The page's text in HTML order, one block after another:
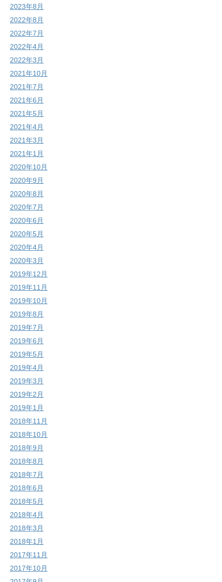
2023年8月
2022年8月
2022年7月
2022年4月
2022年3月
2021年10月
2021年7月
2021年6月
2021年5月
2021年4月
2021年3月
2021年1月
2020年10月
2020年9月
2020年8月
2020年7月
2020年6月
2020年5月
2020年4月
2020年3月
2019年12月
2019年11月
2019年10月
2019年8月
2019年7月
2019年6月
2019年5月
2019年4月
2019年3月
2019年2月
2019年1月
2018年11月
2018年10月
2018年9月
2018年8月
2018年7月
2018年6月
2018年5月
2018年4月
2018年3月
2018年1月
2017年11月
2017年10月